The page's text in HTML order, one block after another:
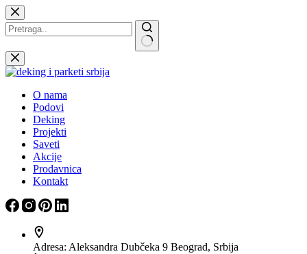
Skip
to
content
Nema
rezultata
O nama
Podovi
Deking
Projekti
Saveti
Akcije
Prodavnica
Kontakt
Adresa: Aleksandra Dubčeka 9 Beograd, Srbija